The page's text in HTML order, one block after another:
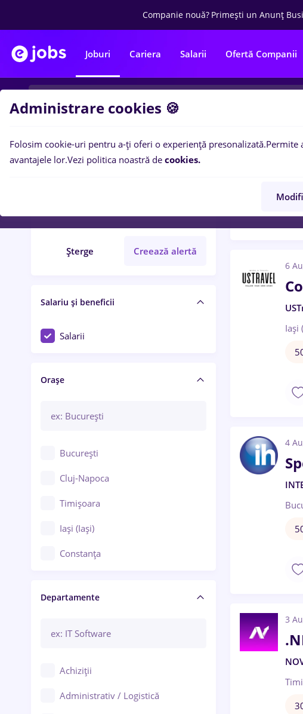
Companie nouă? Primești un Anunț
Joburi Cariera Salarii Ofertă Companii
Filtre
Șterge Creează alertă
Salariu și beneficii
Salarii
Orașe
București
Cluj-Napoca
Timișoara
Iași (Iași)
Constanța
Brașov
Bacău
Galați (Galați)
Departamente
Achiziții
Administrativ / Logistică
6
Iași
4
3
Administrare cookies 🍪
Folosim cookie-uri pentru a-ți oferi o experiență presonalizată.Permite
avantajele lor.Vezi politica noastră de cookies.